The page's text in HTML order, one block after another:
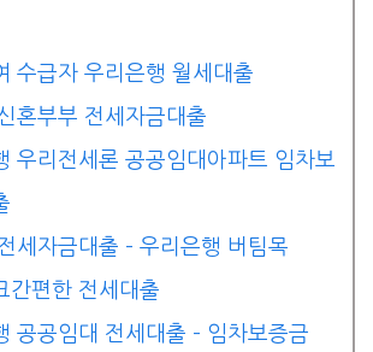
수급자 우리은행 월세대출
혼부부 전세자금대출
우리전세론 공공임대아파트 임차보
세자금대출 – 우리은행 버팀목
간편한 전세대출
공공임대 전세대출 – 임차보증금